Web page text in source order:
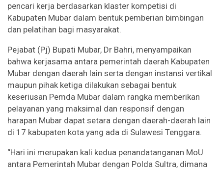
pencari kerja berdasarkan klaster kompetisi di
Kabupaten Mubar dalam bentuk pemberian bimbingan
dan pelatihan bagi masyarakat.
Pejabat (Pj) Bupati Mubar, Dr Bahri, menyampaikan
bahwa kerjasama antara pemerintah daerah Kabupaten
Mubar dengan daerah lain serta dengan instansi vertikal
maupun pihak ketiga dilakukan sebagai bentuk
keseriusan Pemda Mubar dalam rangka memberikan
pelayanan yang maksimal dan responsif dengan
harapan Mubar dapat setara dengan daerah-daerah lain
di 17 kabupaten kota yang ada di Sulawesi Tenggara.
“Hari ini merupakan kali kedua penandatanganan MoU
antara Pemerintah Mubar dengan Polda Sultra, dimana